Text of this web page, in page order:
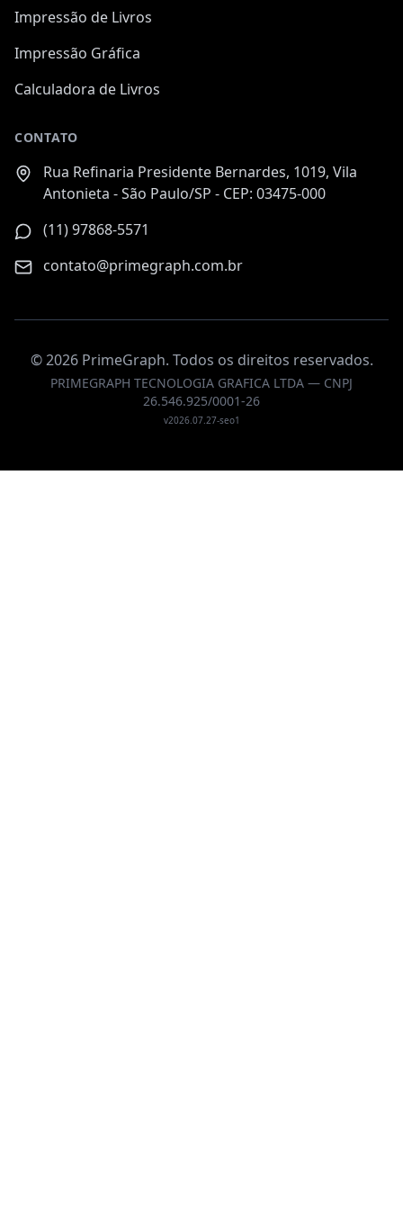
Impressão de Livros
Impressão Gráfica
Calculadora de Livros
CONTATO
Rua Refinaria Presidente Bernardes, 1019, Vila
Antonieta - São Paulo/SP - CEP: 03475-000
(11) 97868-5571
contato@primegraph.com.br
©2026PrimeGraph. Todos os direitos reservados.
PRIMEGRAPH TECNOLOGIA GRAFICA LTDA — CNPJ
26.546.925/0001-26
v2026.07.27-seo1